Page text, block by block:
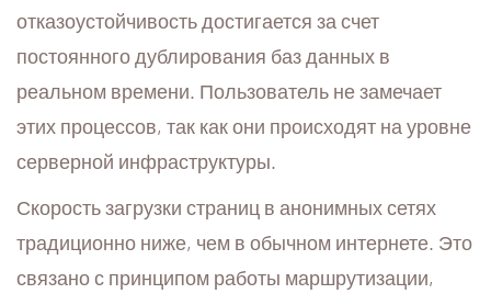
отказоустойчивость достигается за счет
постоянного дублирования баз данных в
реальном времени. Пользователь не замечает
этих процессов, так как они происходят на уровне
серверной инфраструктуры.
Скорость загрузки страниц в анонимных сетях
традиционно ниже, чем в обычном интернете. Это
связано с принципом работы маршрутизации,